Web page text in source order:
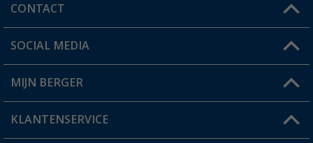
CONTACT
Een vraag?
Winkel vinden
SOCIAL MEDIA
MIJN BERGER
Mijn account
KLANTENSERVICE